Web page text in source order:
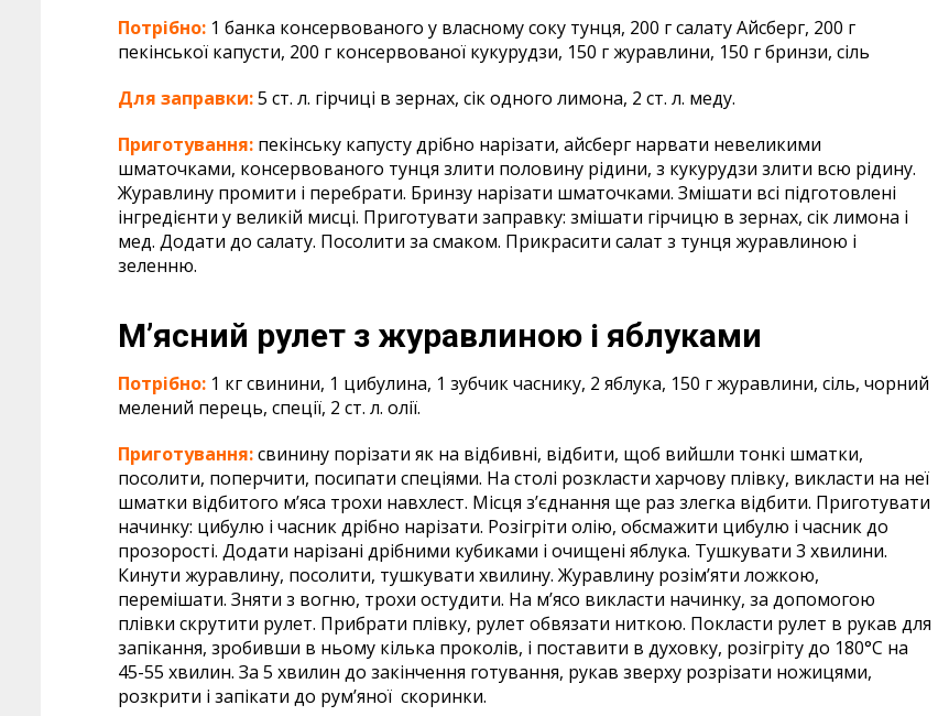
Потрібно: 1 банка консервованого у власному соку тунця, 200 г салату Айсберг, 200 г
пекінської капусти, 200 г консервованої кукурудзи, 150 г журавлини, 150 г бринзи, сіль
Для заправки:5 ст. л. гірчиці в зернах, сік одного лимона, 2 ст. л. меду.
Приготування: пекінську капусту дрібно нарізати, айсберг нарвати невеликими
шматочками, консервованого тунця злити половину рідини, з кукурудзи злити всю рідину.
Журавлину промити і перебрати. Бринзу нарізати шматочками. Змішати всі підготовлені
інгредієнти у великій мисці. Приготувати заправку: змішати гірчицю в зернах, сік лимона і
мед. Додати до салату. Посолити за смаком. Прикрасити салат з тунця журавлиною і
зеленню.
М’ясний рулет з журавлиною і яблуками
Потрібно: 1 кг свинини, 1 цибулина, 1 зубчик часнику, 2 яблука, 150 г журавлини, сіль, чорний
мелений перець, спеції, 2 ст. л. олії.
Приготування:свинину порізати як на відбивні, відбити, щоб вийшли тонкі шматки,
посолити, поперчити, посипати спеціями. На столі розкласти харчову плівку, викласти на неї
шматки відбитого м’яса трохи навхлест. Місця з’єднання ще раз злегка відбити. Приготувати
начинку: цибулю і часник дрібно нарізати. Розігріти олію, обсмажити цибулю і часник до
прозорості. Додати нарізані дрібними кубиками і очищені яблука. Тушкувати 3 хвилини.
Кинути журавлину, посолити, тушкувати хвилину. Журавлину розім’яти ложкою,
перемішати. Зняти з вогню, трохи остудити. На м’ясо викласти начинку, за допомогою
плівки скрутити рулет. Прибрати плівку, рулет обвязати ниткою. Покласти рулет в рукав для
запікання, зробивши в ньому кілька проколів, і поставити в духовку, розігріту до 180°С на
45-55 хвилин. За 5 хвилин до закінчення готування, рукав зверху розрізати ножицями,
розкрити і запікати до рум’яної скоринки.